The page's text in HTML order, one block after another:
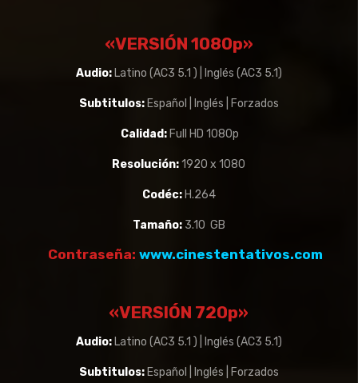
«VERSIÓN 1080p»
Audio: Latino (AC3 5.1 ) | Inglés (AC3 5.1)
Subtitulos: Español | Inglés | Forzados
Calidad: Full HD 1080p
Resolución:1920 x 1080
Codéc: H.264
Tamaño: 3.10 GB
Contraseña: www.cinestentativos.com
«VERSIÓN 720p»
Audio: Latino (AC3 5.1 ) | Inglés (AC3 5.1)
Subtitulos: Español | Inglés | Forzados